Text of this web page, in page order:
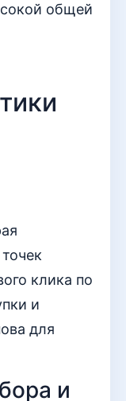
общей
клика по
и
для
и